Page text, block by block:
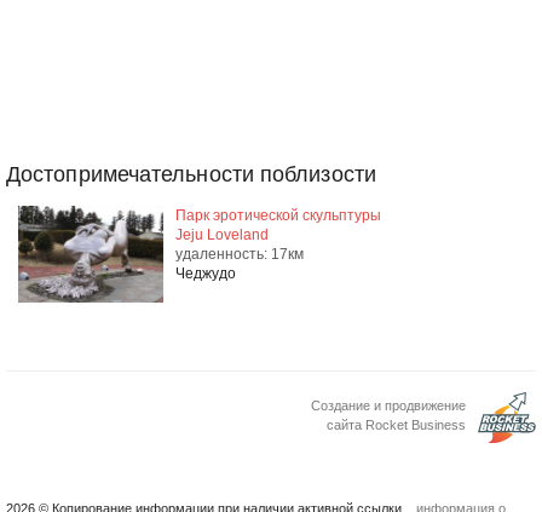
Достопримечательности поблизости
Парк эротической скульптуры
Jeju Loveland
удаленность: 17км
Чеджудо
Создание и продвижение
сайта Rocket Business
2026 © Копирование информации при наличии активной ссылки. информация о